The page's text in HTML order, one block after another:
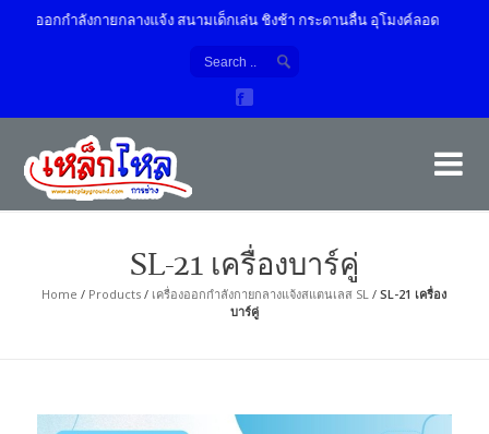
รื่องออกกำลังกายกลางแจ้ง สนามเด็กเล่น ชิงช้า กระดานลื่น อุโมงค์ลอด
SL-21 เครื่องบาร์คู่
Home / Products / เครื่องออกกำลังกายกลางแจ้งสแตนเลส SL /SL-21 เครื่อง
บาร์คู่